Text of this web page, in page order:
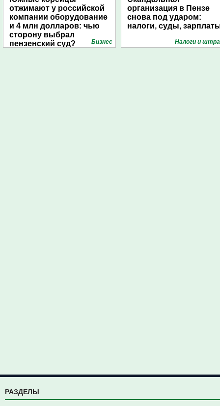
отжимают у российской
компании оборудование
и 4 млн долларов: чью
сторону выбрал
пензенский суд?
Бизнес
организация в Пензе
снова под ударом:
налоги, суды,
Налоги и
РАЗДЕЛЫ